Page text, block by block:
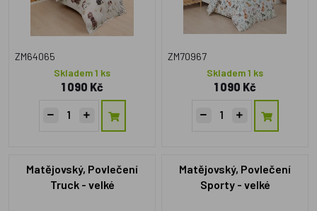
ZM64065
Skladem 1 ks
1 090 Kč
ZM70967
Skladem 1 ks
1 090 Kč
Matějovský, Povlečení
Truck - velké
Matějovský, Povlečení
Sporty - velké